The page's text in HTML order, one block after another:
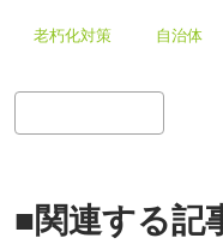
老朽化対策 自治体
■関連する記